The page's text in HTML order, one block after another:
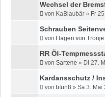
Wechsel der
von KaBlaubär » Fr
Schrauben
von Hagen von Tronje
RR Öl-
von Sartene » Di 27.
Kardansschutz /
von btun8 » Sa 3. Mai